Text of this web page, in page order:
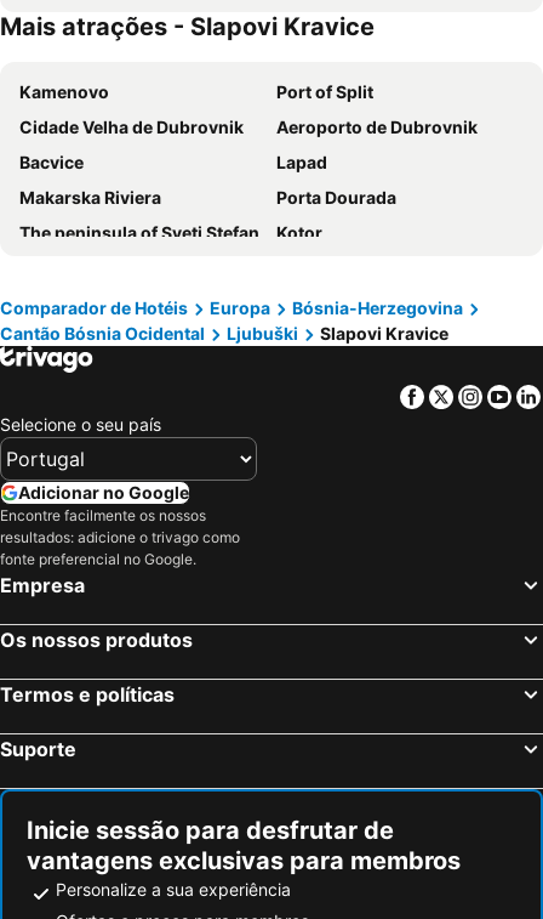
Adriatiq Laguna
Međugorje Inn
Mais atrações - Slapovi Kravice
Kamenovo
Port of Split
Cidade Velha de Dubrovnik
Aeroporto de Dubrovnik
Bacvice
Lapad
Makarska Riviera
Porta Dourada
The peninsula of Sveti Stefan
Kotor
Porta de Prata
Riva
Palácio de Diocleciano
Portonuovo
Monastery Ostrog
Muralhas de Dubrovnik
Praia Kupari
Slovenska plaža
Ploče iza Grada
Drobni pijesak
Porto da Cidade
Tivat Airport
Pržno
Mostar International Airport
Port of Dubrovnik
Čajkovići
Port Cavtat
Stobrec
Ciovo
Trogír Promenade
Cidade Romana de Trogir
Nacionalni Park Durmitor
Plavi Horizont
Mogren Plaza
Comparador de Hotéis Europa
Bósnia-Herzegovina
Cantão Bósnia Ocidental
Ljubuški Slapovi Kravice
Facebook
Twitter
Selecione o seu país
Adicionar no Google
Encontre facilmente os nossos
resultados: adicione o trivago como
fonte preferencial no Google.
Empresa
Os nossos produtos
Termos e políticas
Suporte
Inicie sessão para desfrutar de
vantagens exclusivas para membros
Personalize a sua experiência